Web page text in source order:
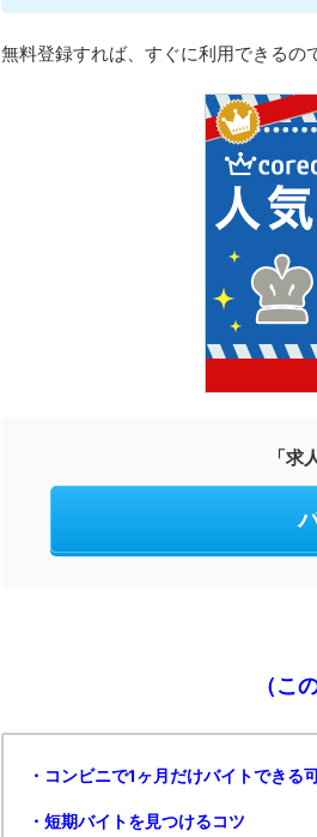
無料登録すれば、すぐに利用できるの
「
（こ
・コンビニで1ヶ月だけバイトできる
・短期バイトを見つけるコツ